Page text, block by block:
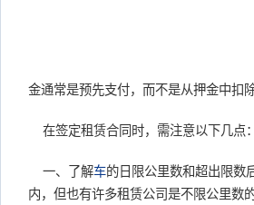
金通常是预先支付，而不是从押金中扣除
在签定租赁合同时，需注意以下几点：
一、了解车的日限公里数和超出限数
内，但也有许多租赁公司是不限公里数